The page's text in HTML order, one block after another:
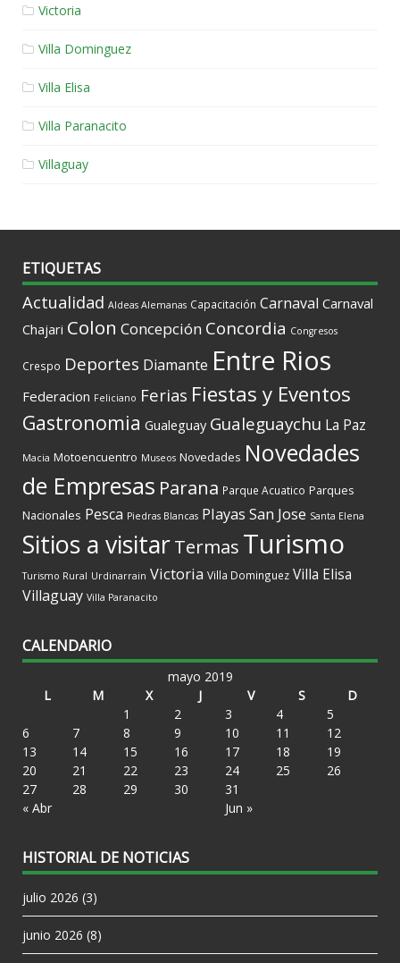
Victoria
Villa Dominguez
Villa Elisa
Villa Paranacito
Villaguay
ETIQUETAS
Actualidad Aldeas Alemanas Capacitación Carnaval Carnaval
Chajari Colon Concepción Concordia Congresos
Crespo Deportes Diamante Entre Rios
Federacion Feliciano Ferias Fiestas y Eventos
Gastronomia Gualeguay Gualeguaychu La Paz
Macia Motoencuentro Museos Novedades Novedades
de Empresas Parana Parque Acuatico Parques
Nacionales Pesca Piedras Blancas Playas San Jose Santa Elena
Sitios a visitarTermas Turismo
Turismo Rural Urdinarrain Victoria Villa Dominguez Villa Elisa
Villaguay Villa Paranacito
CALENDARIO
mayo 2019
L
M X J V S D
« Abr Jun »
1 2 3 4
5
6
7 8 9 10 11
12
13
14 15 16 17 18
19
20
21 22 23 24 25
26
27
28 29 30 31
HISTORIAL DE NOTICIAS
julio 2026 (3)
junio 2026 (8)